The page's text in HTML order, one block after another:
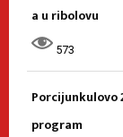
a u ribolovu
573
Porcijunkulovo
program